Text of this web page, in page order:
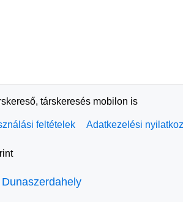
társkeresés mobilon is
feltételek Adatkezelési